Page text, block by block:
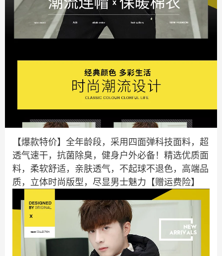
【爆款特价】全年龄段，采用四面弹科技面料，超
透气速干，抗菌除臭，健身户外必备！精选优质面
料，柔软舒适，亲肤透气，不起球不退色，高端品
质，立体时尚版型，尽显男士魅力【赠运费险】